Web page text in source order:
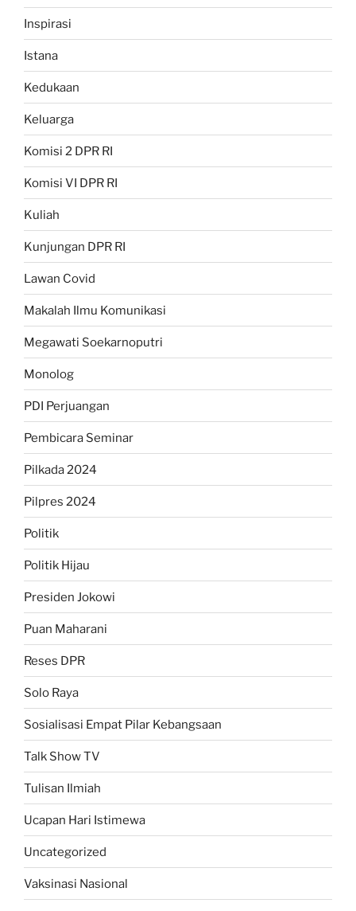
Inspirasi
Istana
Kedukaan
Keluarga
Komisi 2 DPR RI
Komisi VI DPR RI
Kuliah
Kunjungan DPR RI
Lawan Covid
Makalah Ilmu Komunikasi
Megawati Soekarnoputri
Monolog
PDI Perjuangan
Pembicara Seminar
Pilkada 2024
Pilpres 2024
Politik
Politik Hijau
Presiden Jokowi
Puan Maharani
Reses DPR
Solo Raya
Sosialisasi Empat Pilar Kebangsaan
Talk Show TV
Tulisan Ilmiah
Ucapan Hari Istimewa
Uncategorized
Vaksinasi Nasional